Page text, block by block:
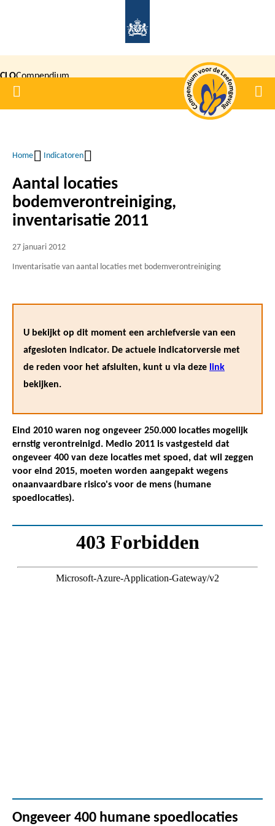
inhoud
gaan
CLOCompendium
voor de
Home
Kruimelpad
Home Indicatoren
Aantal locaties
bodemverontreiniging,
inventarisatie 2011
27 januari 2012
Inventarisatie van aantal locaties met bodemverontreiniging
U bekijkt op dit moment een archiefversie van een
afgesloten indicator. De actuele indicatorversie met
de reden voor het afsluiten, kunt u via deze link
bekijken.
Eind 2010 waren nog ongeveer 250.000 locaties mogelijk
ernstig verontreinigd. Medio 2011 is vastgesteld dat
ongeveer 400 van deze locaties met spoed, dat wil zeggen
voor eind 2015, moeten worden aangepakt wegens
onaanvaardbare risico's voor de mens (humane
spoedlocaties).
Ongeveer 400 humane spoedlocaties